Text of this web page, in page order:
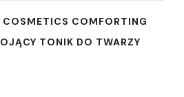
COSMETICS COMFORTING
TONIK DO TWARZY